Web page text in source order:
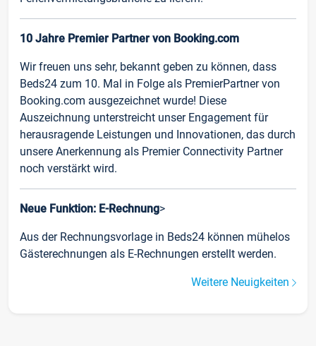
10 Jahre Premier Partner von Booking.com
Wir freuen uns sehr, bekannt geben zu können, dass
Beds24 zum 10. Mal in Folge als PremierPartner von
Booking.com ausgezeichnet wurde! Diese
Auszeichnung unterstreicht unser Engagement für
herausragende Leistungen und Innovationen, das durch
unsere Anerkennung als Premier Connectivity Partner
noch verstärkt wird.
Neue Funktion: E-Rechnung>
Aus der Rechnungsvorlage in Beds24 können mühelos
Gästerechnungen als E-Rechnungen erstellt werden.
Weitere Neuigkeiten